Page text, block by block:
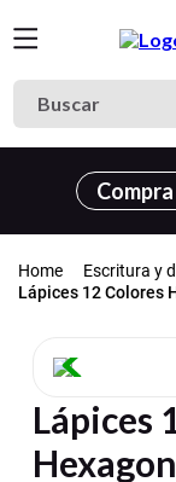
Buscar
Escritura y
Lápices 12 Colores
Lápices
Términos
cuaderno
3. goma eva
5.
6. estuche
7. harry